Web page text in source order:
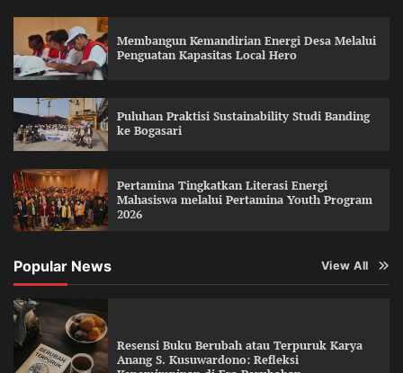
Membangun Kemandirian Energi Desa Melalui
Penguatan Kapasitas Local Hero
Puluhan Praktisi Sustainability Studi Banding
ke Bogasari
Pertamina Tingkatkan Literasi Energi
Mahasiswa melalui Pertamina Youth Program
2026
Popular News View All
Resensi Buku Berubah atau Terpuruk Karya
Anang S. Kusuwardono: Refleksi